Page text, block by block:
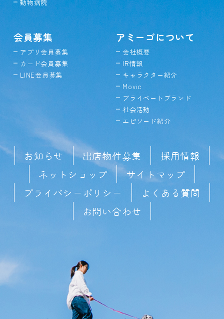
動物病院
会員募集
アプリ会員募集
カード会員募集
LINE会員募集
アミーゴについて
会社概要
IR情報
キャラクター紹介
Movie
プライベートブランド
社会活動
エピソード紹介
お知らせ 出店物件募集
採用情報
ネットショップ
サイトマップ
プライバシーポリシー
よくある質問
お問い合わせ